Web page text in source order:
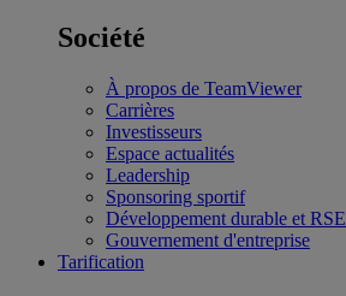
Société
À propos de TeamViewer
Carrières
Investisseurs
Espace actualités
Leadership
Sponsoring sportif
Développement durable et RSE
Gouvernement d'entreprise
Tarification